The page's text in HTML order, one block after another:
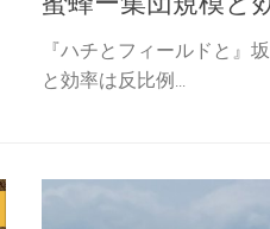
『ハチとフィールドと』
と効率は反比例...